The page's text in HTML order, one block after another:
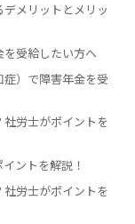
デメリットとメリッ
を受給したい方へ
症）で障害年金を受
労士がポイントを
ントを解説！
労士がポイントを